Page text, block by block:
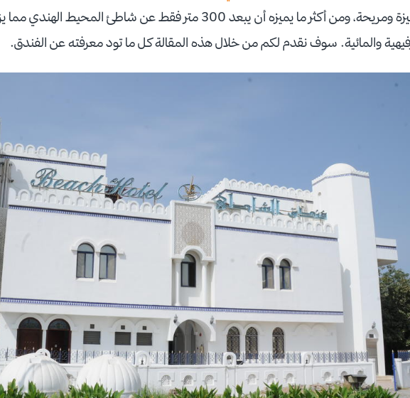
مميزة ومريحة، ومن أكثر ما يميزه أن يبعد 300 متر فقط عن شاطئ
والمائية. سوف نقدم لكم من خلال هذه المقالة كل ما تود معرفته عن الفندق.